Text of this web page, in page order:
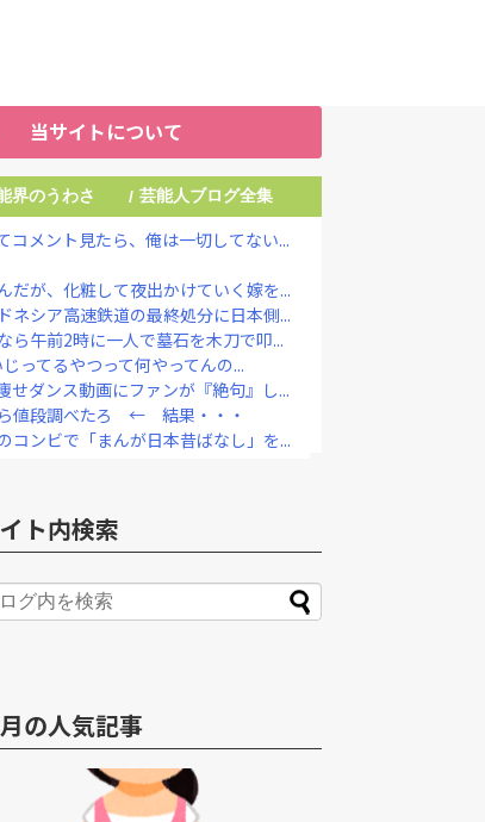
当サイトについて
界のうわさ / 芸能人ブログ全集
メント見たら、俺は一切してない...
だが、化粧して夜出かけていく嫁を...
ネシア高速鉄道の最終処分に日本側...
ら午前2時に一人で墓石を木刀で叩...
ってるやつって何やってんの...
せダンス動画にファンが『絶句』し...
ら値段調べたろ ← 結果・・・
コンビで「まんが日本昔ばなし」を...
アアアアーーーーーーー！！
3大原則を絶対に変えさせてはな...
ト内検索
の人気記事